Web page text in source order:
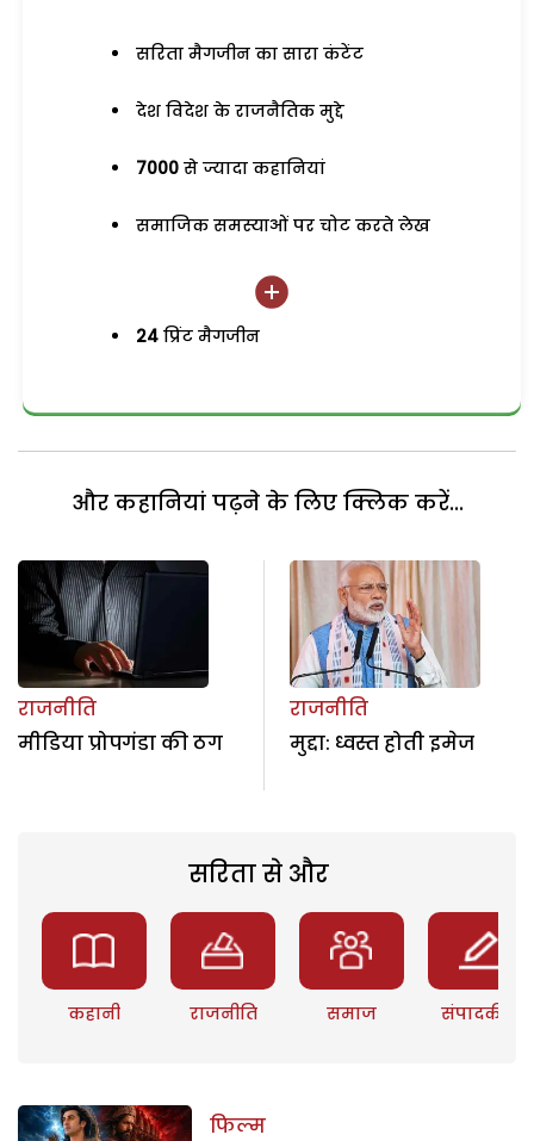
सरिता मैगजीन का सारा कंटेंट
देश विदेश के राजनैतिक मुद्दे
7000 से ज्यादा कहानियां
समाजिक समस्याओं पर चोट करते लेख
24 प्रिंट मैगजीन
और कहानियां पढ़ने के लिए क्लिक करें...
राजनीति
मीडिया प्रोपगंडा की ठग
राजनीति
मुद्दा: ध्वस्त होती इमेज
सरिता से और
कहानी राजनीति समाज संपादकीय
फिल्म